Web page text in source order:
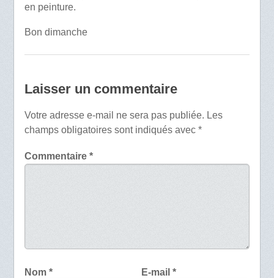
en peinture.
Bon dimanche
Laisser un commentaire
Votre adresse e-mail ne sera pas publiée. Les
champs obligatoires sont indiqués avec *
Commentaire *
Nom * E-mail*